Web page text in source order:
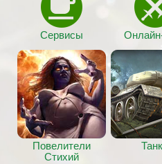
Сервисы
Повелители
Стихий